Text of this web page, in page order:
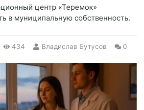
центр «Теремок»
в муниципальную собственность.
434 Владислав Бутусов 0